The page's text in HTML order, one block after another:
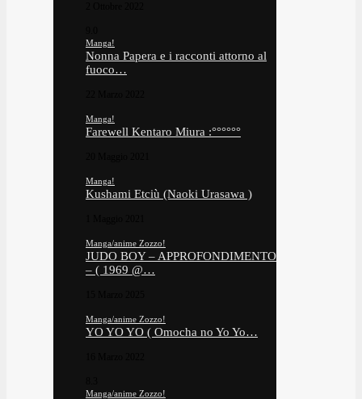
Manga!
Nonna Papera e i racconti attorno al
fuoco…
Manga!
Farewell Kentaro Miura :°°°°°°
Manga!
Kushami Etciù (Naoki Urasawa )
Manga/anime Zozzo!
JUDO BOY – APPROFONDIMENTO
– ( 1969 @…
Manga/anime Zozzo!
YO YO YO ( Omocha no Yo Yo…
Manga/anime Zozzo!